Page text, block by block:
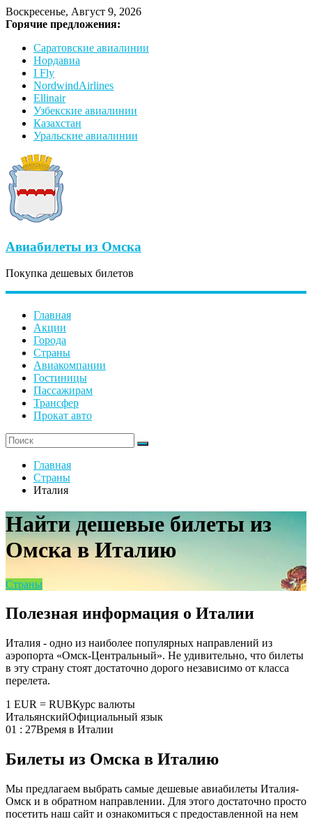
Воскресенье, Август 9, 2026
Горячие предложения:
Саратовские авиалинии
Нордавиа
I Fly
NordwindAirlines
Ellinair
Узбекские авиалинии
Казахстан
Уральские авиалинии
Авиабилеты из Омска
Покупка дешевых билетов
Главная
Акции
Города
Страны
Авиакомпании
Гостиницы
Пассажирам
Трансфер
Прокат авто
Главная
Страны
Италия
Найти дешевые билеты из
Омска в Италию
Страны
Полезная информация о Италии
Италия - одно из наиболее популярных направлений из
аэропорта «Омск-Центральный». Не удивительно, что билеты
в эту страну стоят достаточно дорого независимо от класса
перелета.
1 EUR = RUBКурс валюты
ИтальянскийОфициальный язык
01 : 27Время в Италии
Билеты из Омска в Италию
Мы предлагаем выбрать самые дешевые авиабилеты Италия-
Омск и в обратном направлении. Для этого достаточно просто
посетить наш сайт и ознакомиться с предоставленной на нем